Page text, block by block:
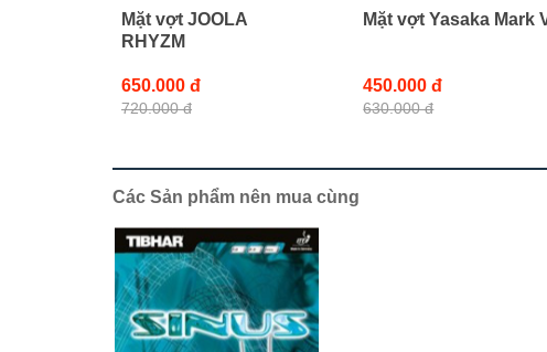
Mặt vợt JOOLA
RHYZM
650.000 đ
720.000 đ
Mặt vợt Yasaka Mark
450.000 đ
630.000 đ
Các Sản phẩm nên mua cùng